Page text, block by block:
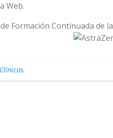
Web.
Formación Continuada de
.